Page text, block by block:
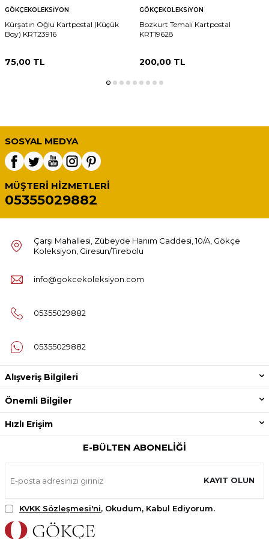
GÖKÇEKOLEKSIYON
Kürşatın Oğlu Kartpostal (Küçük
Boy) KRT23916
75,00 TL
GÖKÇEKOLEKSIYON
Bozkurt Temalı Kartpostal
KRT19628
200,00TL
SOSYAL MEDYA
MÜŞTERI HIZMETLERI
05355029882
Çarşı Mahallesi, Zübeyde Hanım Caddesi, 10/A, Gökçe
Koleksiyon, Giresun/Tirebolu
info@gokcekoleksiyon.com
05355029882
05355029882
Alışveriş Bilgileri
Önemli Bilgiler
Hızlı Erişim
E-BÜLTEN ABONELIĞI
KAYIT OLUN
KVKK Sözleşmesi'ni, Okudum, Kabul Ediyorum.